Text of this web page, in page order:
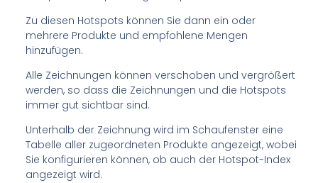
Zu diesen Hotspots können Sie dann ein oder
mehrere Produkte und empfohlene Mengen
hinzufügen.
Alle Zeichnungen können verschoben und vergrößert
werden, so dass die Zeichnungen und die Hotspots
immer gut sichtbar sind.
Unterhalb der Zeichnung wird im Schaufenster eine
Tabelle aller zugeordneten Produkte angezeigt, wobei
Sie konfigurieren können, ob auch der Hotspot-Index
angezeigt wird.